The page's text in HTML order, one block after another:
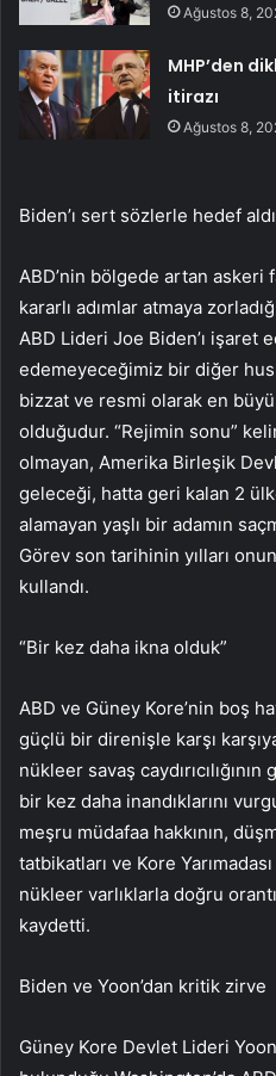
Ağustos 8,
MHP’den
itirazı
Ağustos 8,
Biden’ı sert sözlerle hedef aldı
ABD’nin bölgede artan
kararlı adımlar atmaya
ABD Lideri Joe Biden’ı işaret
edemeyeceğimiz bir diğer
bizzat ve resmi olarak en
olduğudur. “Rejimin sonu”
olmayan, Amerika Birleşik
geleceği, hatta geri kalan 2
alamayan yaşlı bir adamın
Görev son tarihinin yılları
kullandı.
“Bir kez daha ikna olduk”
ABD ve Güney Kore’nin boş
güçlü bir direnişle karşı
nükleer savaş
bir kez daha inandıklarını
meşru müdafaa hakkının,
tatbikatları ve Kore
nükleer varlıklarla doğru
kaydetti.
Biden ve Yoon’dan kritik zirve
Güney Kore Devlet Lideri